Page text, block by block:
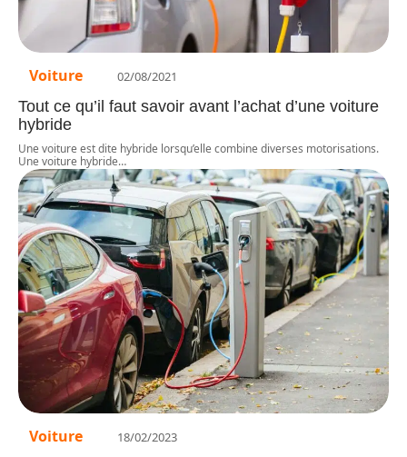
Voiture 02/08/2021
Tout ce qu’il faut savoir avant l’achat d’une voiture
hybride
Une voiture est dite hybride lorsqu’elle combine diverses motorisations.
Une voiture hybride…
Voiture 18/02/2023